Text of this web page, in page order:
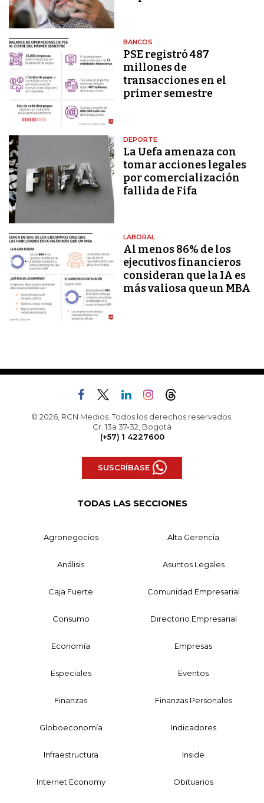
BANCOS
PSE registró 487
millones de
transacciones en el
primer semestre
DEPORTE
La Uefa amenaza con
tomar acciones legales
por comercialización
fallida de Fifa
LABORAL
Al menos 86% de los
ejecutivos financieros
consideran que la IA es
más valiosa que un MBA
© 2026, RCN Medios. Todos los derechos reservados.
Cr. 13a 37-32, Bogotá
(+57) 1 4227600
SUSCRÍBASE
TODAS LAS SECCIONES
Agronegocios Alta Gerencia
Análisis Asuntos Legales
Caja Fuerte Comunidad Empresarial
Consumo Directorio Empresarial
Economía Empresas
Especiales Eventos
Finanzas Finanzas Personales
Globoeconomía Indicadores
Infraestructura Inside
Internet Economy Obituarios